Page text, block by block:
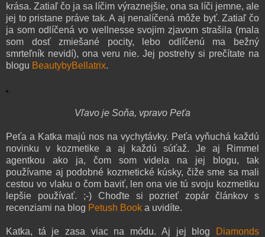
krása. Zatiaľ čo ja sa líčim výraznejšie, ona sa líči jemne, ale
jej to pristane práve tak. A aj nenalíčená môže byť. Zatiaľ čo
ja som odlíčená vo wellnesse svojim zjavom strašila (mala
som dosť zmiešané pocity, lebo odlíčenú ma bežný
smrteľník nevidí), ona veru nie. Jej postrehy si prečítate na
blogu BeautybyBellatrix.
Vľavo je Soňa, vpravo Peťa
Peťa a Katka majú nos na vychytávky. Peťa vyňuchá každú
novinku v kozmetike a aj každú súťaž. Je aj Rimmel
agentkou ako ja, čom som videla na jej blogu, tak
používame aj podobné kozmetické kúsky, čiže sme sa mali
cestou vo vlaku o čom baviť, len ona vie tú svoju kozmetiku
lepšie používať. ;-) Choďte si pozrieť zopár článkov s
recenziami na blog Petush Book a uvidíte.
Katka, tá je zasa viac na módu. Aj jej blog
Diamonds